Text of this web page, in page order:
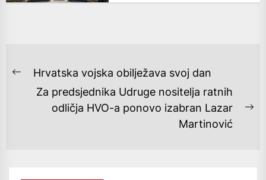
NAVIGACIJA
OBJAVA
Previous
Hrvatska vojska obilježava svoj dan
Za predsjednika Udruge nositelja ratnih
odličja HVO-a ponovo izabran Lazar
Martinović